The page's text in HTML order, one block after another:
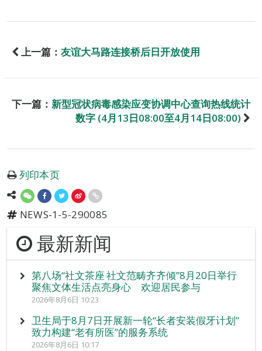
上一篇： 友谊大马路连接桥后日开放使用
下一篇： 新型冠状病毒感染应变协调中心查询热线统计
数字 (4月13日08:00至4月14日08:00)
列印本页
NEWS-1-5-290085
最新新闻
第八场“社文茶座‧社文范畴齐齐倾”8月20日举行
聚焦文体生活点亮身心 欢迎居民参与
2026年8月6日 10:23
卫生局于8月7日开展新一轮“长者安装假牙计划”
致力构建“老有所医”的服务系统
2026年8月6日 10:17